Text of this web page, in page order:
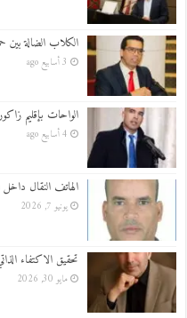
الكلاب الضالة بين
3 أسابيع ago
الواحات بإقليم
4 أسابيع ago
الهاتف النقال داخل
يونيو 7, 2026
تحقيق الاكتفاء
مايو 30, 2026